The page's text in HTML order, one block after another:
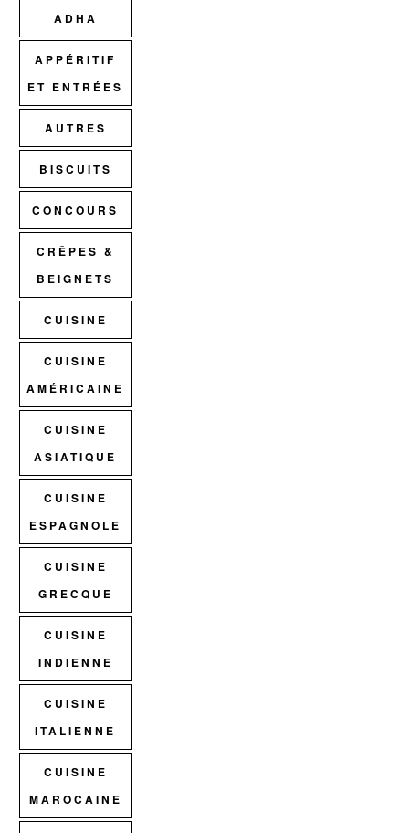
ADHA
APPÉRITIF
ET ENTRÉES
AUTRES
BISCUITS
CONCOURS
CRÊPES &
BEIGNETS
CUISINE
CUISINE
AMÉRICAINE
CUISINE
ASIATIQUE
CUISINE
ESPAGNOLE
CUISINE
GRECQUE
CUISINE
INDIENNE
CUISINE
ITALIENNE
CUISINE
MAROCAINE